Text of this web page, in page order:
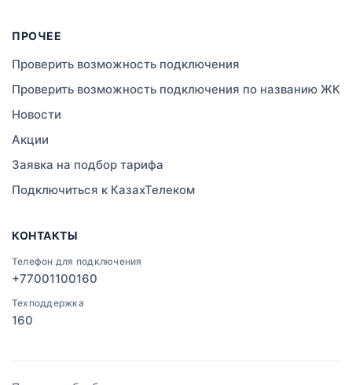
Правда
Свободное
Изюмовское
Кокшетау
Черное
ПРОЧЕЕ
Проверить возможность подключения
Проверить возможность подключения по названию ЖК
Новости
Акции
Заявка на подбор тарифа
Подключиться к КазахТелеком
КОНТАКТЫ
Телефон для подключения
+77001100160
Техподдержка
160